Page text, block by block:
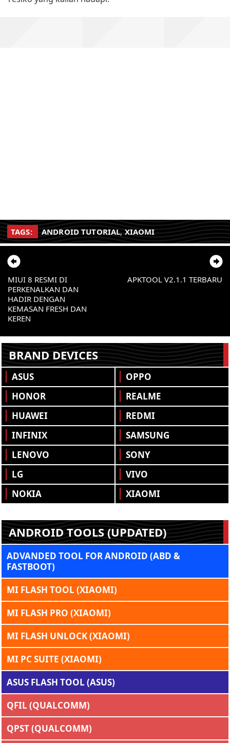
TAGS: ANDROID TUTORIAL, XIAOMI
APKTOOL V2.1.1 TERBARU
MIUI 8 RESMI DI
PERKENALKAN DAN
HADIR DENGAN
KEMASAN FRESH DAN
KEREN
BRAND DEVICES
ASUS
HONOR
HUAWEI
INFINIX
LENOVO
LG
NOKIA
OPPO
REALME
REDMI
SAMSUNG
SONY
VIVO
XIAOMI
ANDROID TOOLS (UPDATED)
ADVANDED TOOL FOR ANDROID (ABD &
FASTBOOT)
MI FLASH TOOL (XIAOMI)
MI FLASH PRO (XIAOMI)
MI FLASH UNLOCK (XIAOMI)
MI PC SUITE (XIAOMI)
ASUS FLASH TOOL (ASUS)
QFIL (QUALCOMM)
QPST (QUALCOMM)